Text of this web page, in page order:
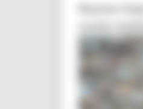
Nuove
vuole